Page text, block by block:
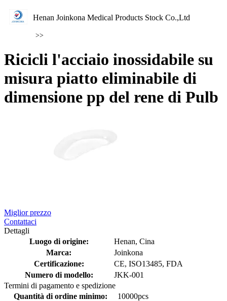
Henan Joinkona Medical Products Stock Co.,Ltd
>>
Ricicli l'acciaio inossidabile su
misura piatto eliminabile di
dimensione pp del rene di Pulb
Miglior prezzo
Contattaci
Dettagli
Luogo di origine:
Henan, Cina
Marca:
Joinkona
Certificazione:
CE, ISO13485, FDA
Numero di modello:
JKK-001
Termini di pagamento e spedizione
Quantità di ordine minimo:
10000pcs